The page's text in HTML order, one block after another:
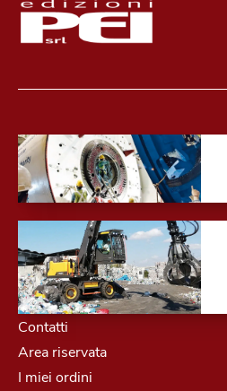
Contatti
Area riservata
I miei ordini